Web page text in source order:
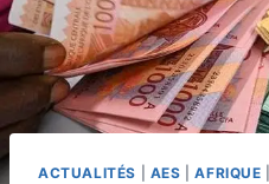
ACTUALITÉS AES |AFRIQUE